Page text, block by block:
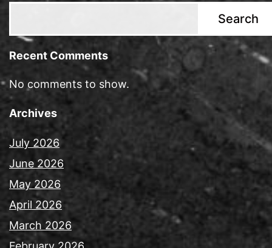
Search
Recent Comments
No comments to show.
Archives
July 2026
June 2026
May 2026
April 2026
March 2026